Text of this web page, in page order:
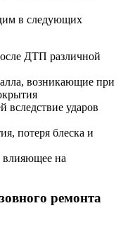
в следующих
ДТП различной
возникающие при
вследствие ударов
потеря блеска и
влияющее на
ремонта